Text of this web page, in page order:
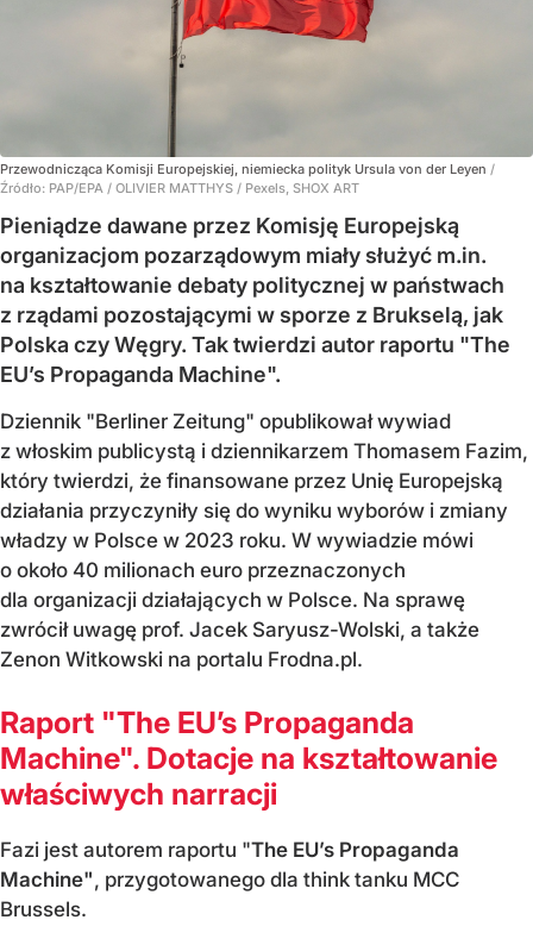
Przewodnicząca Komisji Europejskiej, niemiecka polityk Ursula von der Leyen /
Źródło: PAP/EPA / OLIVIER MATTHYS / Pexels, SHOX ART
Pieniądze dawane przez Komisję Europejską
organizacjom pozarządowym miały służyć m.in.
na kształtowanie debaty politycznej w państwach
z rządami pozostającymi w sporze z Brukselą, jak
Polska czy Węgry. Tak twierdzi autor raportu "The
EU’s Propaganda Machine".
Dziennik "Berliner Zeitung" opublikował wywiad
z włoskim publicystą i dziennikarzem Thomasem Fazim,
który twierdzi, że finansowane przez Unię Europejską
działania przyczyniły się do wyniku wyborów i zmiany
władzy w Polsce w 2023 roku. W wywiadzie mówi
o około 40 milionach euro przeznaczonych
dla organizacji działających w Polsce. Na sprawę
zwrócił uwagę prof. Jacek Saryusz-Wolski, a także
Zenon Witkowski na portalu Frodna.pl.
Raport "The EU’s Propaganda
Machine". Dotacje na kształtowanie
właściwych narracji
Fazi jest autorem raportu "The EU’s Propaganda
Machine", przygotowanego dla think tanku MCC
Brussels.